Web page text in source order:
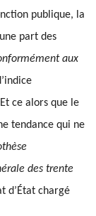
publique, la
part des
aux
Et ce alors que le
tendance qui ne
des trente
d’État chargé